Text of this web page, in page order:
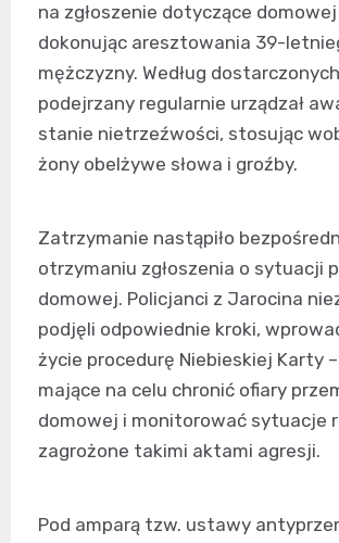
na zgłoszenie dotyczące
dokonując aresztowania 39-
mężczyzny. Według
podejrzany regularnie urządzał
stanie nietrzeźwości, stosując
żony obelżywe słowa i groźby.
Zatrzymanie nastąpiło
otrzymaniu zgłoszenia o sytuacji
domowej. Policjanci z Jarocina
podjęli odpowiednie kroki,
życie procedurę Niebieskiej Karty
mające na celu chronić ofiary
domowej i monitorować sytuacje
zagrożone takimi aktami agresji.
Pod amparą tzw. ustawy